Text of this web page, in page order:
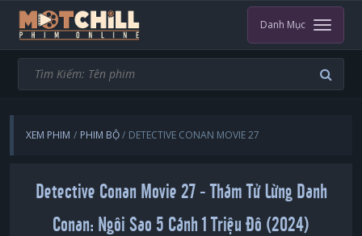
Danh Mục
XEM PHIM PHIM BỘ DETECTIVE CONAN MOVIE 27
Detective Conan Movie 27 - Thám Tử Lừng Danh
Conan: Ngôi Sao 5 Cánh 1 Triệu Đô (2024)